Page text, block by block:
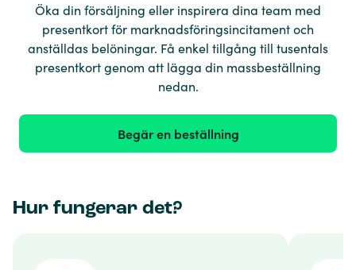
Öka din försäljning eller inspirera dina team med
presentkort för marknadsföringsincitament och
anställdas belöningar. Få enkel tillgång till tusentals
presentkort genom att lägga din massbeställning
nedan.
Begär en beställning
Hur fungerar det?